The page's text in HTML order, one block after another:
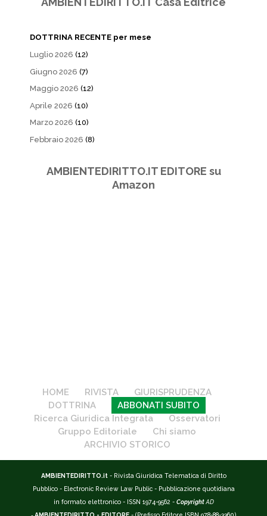
DOTTRINA RECENTE per mese
Luglio 2026 (12)
Giugno 2026 (7)
Maggio 2026 (12)
Aprile 2026 (10)
Marzo 2026 (10)
Febbraio 2026 (8)
AMBIENTEDIRITTO.IT EDITORE su
Amazon
HOME RIVISTA
GIURISPRUDENZA
DOTTRINA
ABBONATI SUBITO
Ricerca Giuridica Integrata
Osservatori
Gruppo Editoriale
Chi siamo
ARCHIVIO STORICO
AMBIENTEDIRITTO.it - Rivista Giuridica Telematica di Diritto
Pubblico - Electronic Review Law Public - Pubblicazione quotidiana
in formato elettronico - ISSN 1974-9562 - Copyright AD